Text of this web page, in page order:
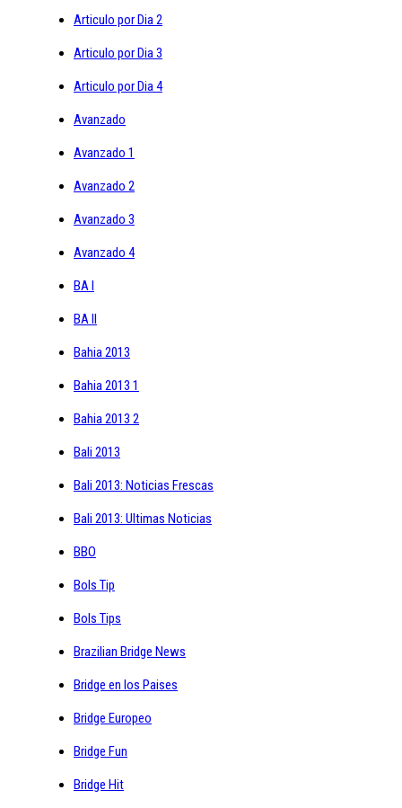
Articulo por Dia 2
Articulo por Dia 3
Articulo por Dia 4
Avanzado
Avanzado 1
Avanzado 2
Avanzado 3
Avanzado 4
BA I
BA II
Bahia 2013
Bahia 2013 1
Bahia 2013 2
Bali 2013
Bali 2013: Noticias Frescas
Bali 2013: Ultimas Noticias
BBO
Bols Tip
Bols Tips
Brazilian Bridge News
Bridge en los Paises
Bridge Europeo
Bridge Fun
Bridge Hit